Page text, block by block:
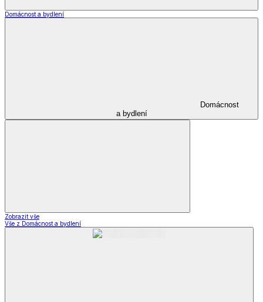
Domácnost a bydlení
Domácnost
a bydlení
Zobrazit vše
Vše z Domácnost a bydlení